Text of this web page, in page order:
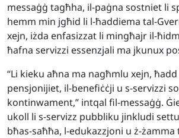
messaġġ tagħha, il-paġna sostniet li
hemm min jgħid li l-ħaddiema tal-
xejn, iżda enfasizzat li mingħajr il-
ħafna servizzi essenzjali ma jkunux
“Li kieku aħna ma nagħmlu xejn,
pensjonijiet, il-benefiċċji u s-servizzi
kontinwament,” intqal fil-messaġġ.
ukoll li s-servizz pubbliku jinkludi
bħas-saħħa, l-edukazzjoni u ż-żamma